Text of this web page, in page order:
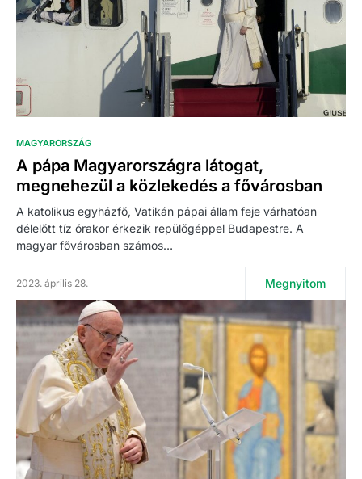
MAGYARORSZÁG
A pápa Magyarországra látogat,
megnehezül a közlekedés a fővárosban
A katolikus egyházfő, Vatikán pápai állam feje várhatóan
délelőtt tíz órakor érkezik repülőgéppel Budapestre. A
magyar fővárosban számos…
2023. április 28. Megnyitom